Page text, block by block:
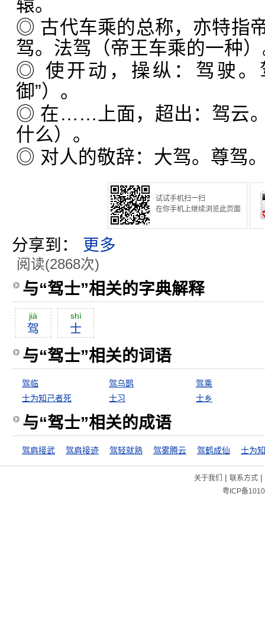
辕。
◎ 古代车乘的总称，亦特指
驾。法驾（帝王车乘的一种
◎ 使开动，操纵：驾驶。
御”）。
◎ 在……上面，超出：驾云
什么）。
◎ 对人的敬辞：大驾。尊驾
试试手机扫一扫
在你手机上继续浏览此页面
分享到： 更多
阅读(2868次)
与“驾士”相关的字典解释
jià
驾
shì
士
与“驾士”相关的词语
驾临 驾乌鹊
驾乘
士为知己者死
士习 士乡
与“驾士”相关的成语
驾肩接武 驾肩接迹 驾轻就熟 驾雾腾云 驾鹤成仙
关于我们 | 联系方式|
粤ICP备